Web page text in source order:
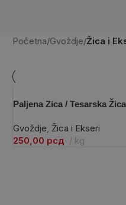
Početna/Gvoždje/Žica i
Paljena Zica / Tesarska
Gvoždje, Žica i Ekseri
250,00 рсд kg